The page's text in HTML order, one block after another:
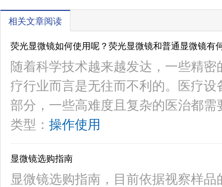
相关文章阅读
荧光显微镜如何使用呢？荧光显微镜和普通显微镜有
随着科学技术越来越发达，一些精
疗行业而言是无往而不利的。医疗
部分，一些高难度且复杂的医治都
类型： 操作使用
显微镜选购指南
显微镜选购指南，目前依据视察样